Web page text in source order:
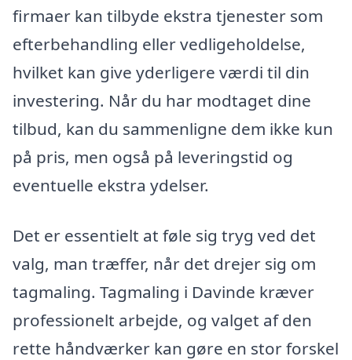
firmaer kan tilbyde ekstra tjenester som
efterbehandling eller vedligeholdelse,
hvilket kan give yderligere værdi til din
investering. Når du har modtaget dine
tilbud, kan du sammenligne dem ikke kun
på pris, men også på leveringstid og
eventuelle ekstra ydelser.
Det er essentielt at føle sig tryg ved det
valg, man træffer, når det drejer sig om
tagmaling. Tagmaling i Davinde kræver
professionelt arbejde, og valget af den
rette håndværker kan gøre en stor forskel